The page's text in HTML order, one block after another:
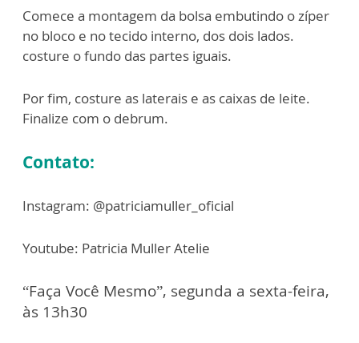
Comece a montagem da bolsa embutindo o zíper
no bloco e no tecido interno, dos dois lados.
costure o fundo das partes iguais.
Por fim, costure as laterais e as caixas de leite.
Finalize com o debrum.
Contato:
Instagram: @patriciamuller_oficial
Youtube: Patricia Muller Atelie
“Faça Você Mesmo”, segunda a sexta-feira,
às 13h30